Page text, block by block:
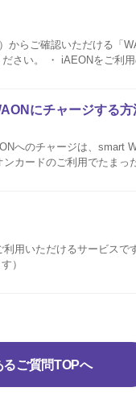
らご確認いただける「
ーム画面の＜
にチャージする方
へのチャージは、smart
用いただけるサービス
）
るご質問TOPへ